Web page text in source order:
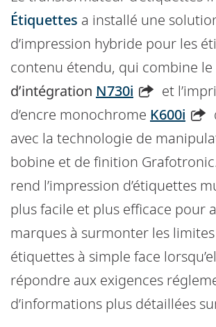
Étiquettes a installé une
d’impression hybride pour les
contenu étendu, qui combine le
d’intégration N730i
et
d’encre monochrome K600i
avec la technologie de
bobine et de finition
rend l’impression d’étiquettes
plus facile et plus efficace pour
marques à surmonter les limites
étiquettes à simple face
répondre aux exigences
d’informations plus détaillées